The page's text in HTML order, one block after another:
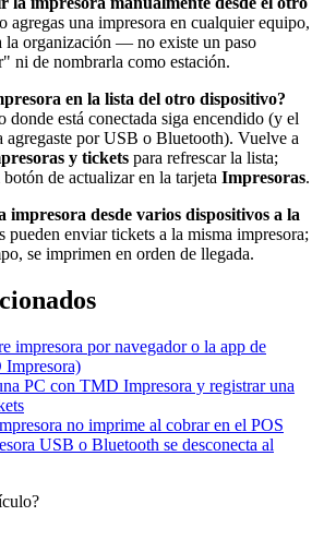
agregas una impresora en cualquier equipo,
la organización — no existe un paso
ni de nombrarla como estación.
en la lista del otro dispositivo?
está conectada siga encendido (y el
agregaste por USB o Bluetooth). Vuelve a
y tickets para refrescar la lista;
de actualizar en la tarjeta Impresoras.
impresora desde varios dispositivos a la
pueden enviar tickets a la misma impresora;
se imprimen en orden de llegada.
impresora por navegador o la app de
PC con TMD Impresora y registrar una
no imprime al cobrar en el POS
USB o Bluetooth se desconecta al